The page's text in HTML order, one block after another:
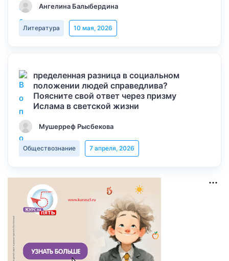
Ангелина Балыбердина
Литература 10 мая, 2026
пределенная разница в социальном
положении людей справедлива?
Поясните свой ответ через призму
Ислама в светской жизни
Мушерреф Рысбекова
Обществознание 7 апреля, 2026